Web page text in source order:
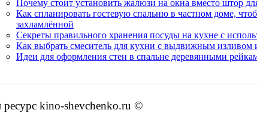
Почему стоит установить жалюзи на окна вместо штор
Как спланировать гостевую спальню в частном доме,
захламлённой
Секреты правильного хранения посуды на кухне с
Как выбрать смеситель для кухни с выдвижным изливом
Идеи для оформления стен в спальне деревянными
kino-shevchenko.ru ©